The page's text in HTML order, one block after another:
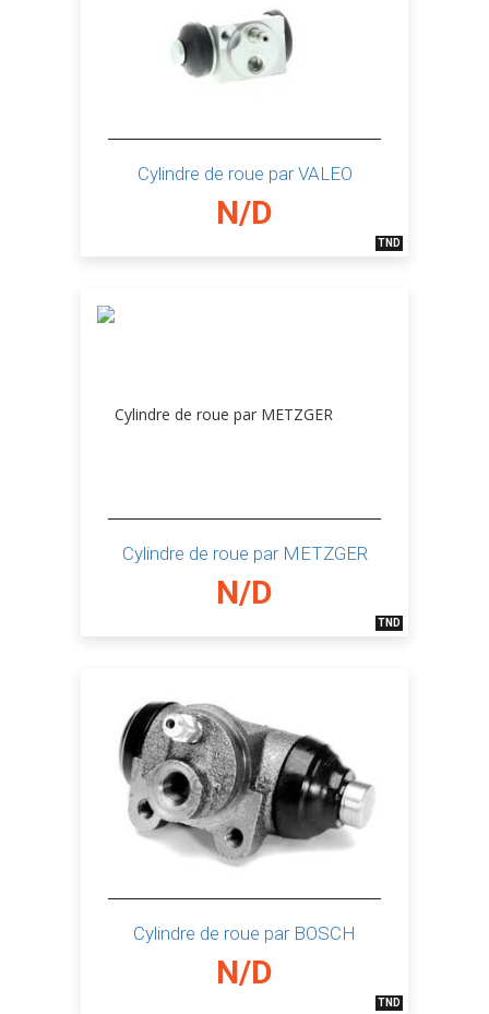
Cylindre de roue par VALEO
N/D
TND
Cylindre de roue par METZGER
N/D
TND
Cylindre de roue par BOSCH
N/D
TND